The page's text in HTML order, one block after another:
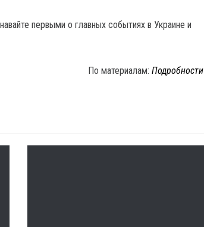
первыми о главных событиях в Украине и
По материалам:Подробности